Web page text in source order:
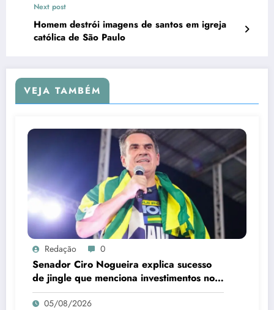
Next post
Homem destrói imagens de santos em igreja
católica de São Paulo
VEJA TAMBÉM
Redação 0
Senador Ciro Nogueira explica sucesso
de jingle que menciona investimentos no
Piauí
05/08/2026